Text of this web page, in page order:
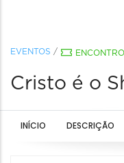
EVENTOS / ENCONTRO
Cristo é o
INÍCIO DESCRIÇÃO